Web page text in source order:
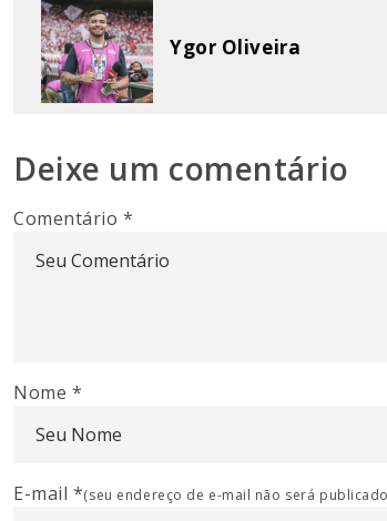
Ygor Oliveira
Deixe um comentário
Comentário*
Nome *
E-mail *(seu endereço de e-mail não será